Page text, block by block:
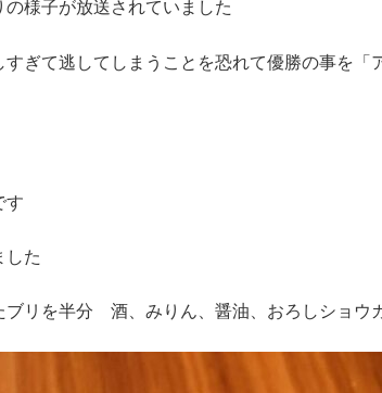
様子が放送されていました
ぎて逃してしまうことを恐れて優勝の事を「
す
た
ブリを半分 酒、みりん、醤油、おろしショウ